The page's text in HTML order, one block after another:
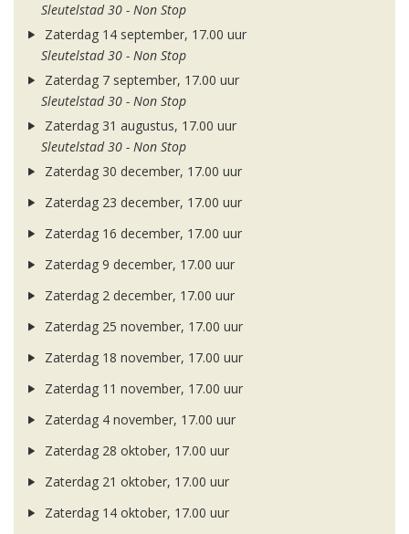
Sleutelstad 30 - Non Stop
Zaterdag 14 september, 17.00 uur
Sleutelstad 30 - Non Stop
Zaterdag 7 september, 17.00 uur
Sleutelstad 30 - Non Stop
Zaterdag 31 augustus, 17.00 uur
Sleutelstad 30 - Non Stop
Zaterdag 30 december, 17.00 uur
Zaterdag 23 december, 17.00 uur
Zaterdag 16 december, 17.00 uur
Zaterdag 9 december, 17.00 uur
Zaterdag 2 december, 17.00 uur
Zaterdag 25 november, 17.00 uur
Zaterdag 18 november, 17.00 uur
Zaterdag 11 november, 17.00 uur
Zaterdag 4 november, 17.00 uur
Zaterdag 28 oktober, 17.00 uur
Zaterdag 21 oktober, 17.00 uur
Zaterdag 14 oktober, 17.00 uur